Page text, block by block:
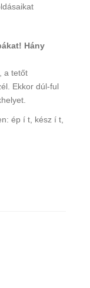
Hány
a tetőt
Ekkor dúl-ful
ép í t, kész í t,